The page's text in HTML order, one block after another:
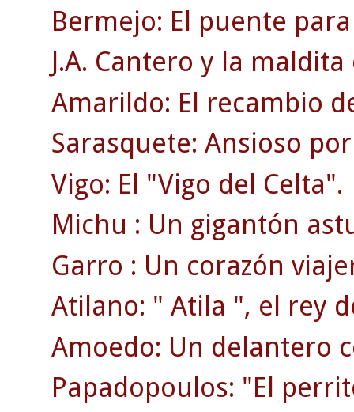
Bermejo: El puente
J.A. Cantero y la maldita
Amarildo: El recambio
Sarasquete: Ansioso
Vigo: El "Vigo del Celta".
Michu : Un gigantón
Garro : Un corazón
Atilano: " Atila ", el rey
Amoedo: Un delantero
Papadopoulos: "El